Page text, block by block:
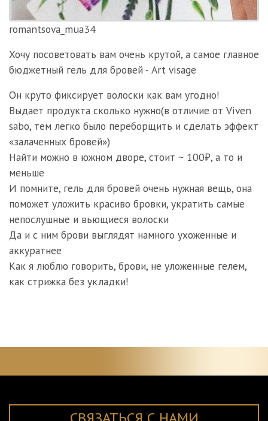
romantsova_mua34
Хочу посоветовать вам очень крутой, а самое главное
бюджетный гель для бровей - Art visage
Он круто фиксирует волоски как вам угодно!
Выдает продукта сколько нужно(в отличие от Viven
sabo, тем легко было переборщить и сделать эффект
«залаченных бровей»)
Найти можно в южном дворе, стоит ~ 100₽, а то и
меньше
И помните, гель для бровей очень нужная вещь, она
поможет уложить красиво бровки, укратить самые
непослушные и вьющиеся волоски
Да и с ним брови выглядят намного ухоженные и
аккуратнее
Как я люблю говорить, брови, не уложенные гелем,
как стрижка без укладки!